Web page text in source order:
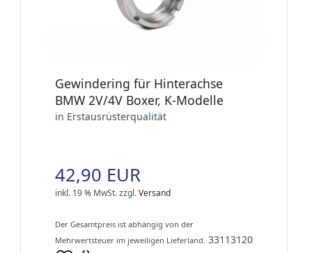
Gewindering für Hinterachse
BMW 2V/4V Boxer, K-Modelle
in Erstausrüsterqualität
42,90 EUR
inkl. 19 % MwSt.zzgl.Versand
Der Gesamtpreis ist abhängig von der
Mehrwertsteuer im jeweiligen Lieferland. 33113120